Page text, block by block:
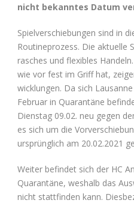
nicht bekanntes Datum
Spielverschiebungen sind in
Routineprozess. Die aktuelle
rasches und flexibles
wie vor fest im Griff hat,
wicklungen. Da sich
Februar in Quarantäne
Dienstag 09.02. neu gegen
es sich um die
ursprünglich am 20.02.2021
Weiter befindet sich der HC
Quarantäne, weshalb das
nicht stattfinden kann.